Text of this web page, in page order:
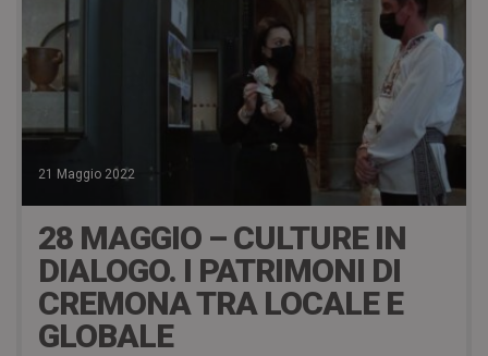
21 Maggio 2022
28 MAGGIO – CULTURE IN
DIALOGO. I PATRIMONI DI
CREMONA TRA LOCALE E
GLOBALE